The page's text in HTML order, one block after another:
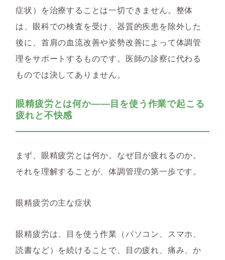
症状）を治療することは一切できません。整体
は、眼科での検査を受け、器質的疾患を除外した
後に、首肩の血流改善や姿勢改善によって体調管
理をサポートするものです。医師の診察に代わる
ものでは決してありません。
眼精疲労とは何か――目を使う作業で起こる
疲れと不快感
まず、眼精疲労とは何か。なぜ目が疲れるのか。
それを理解することが、体調管理の第一歩です。
眼精疲労の主な症状
眼精疲労は、目を使う作業（パソコン、スマホ、
読書など）を続けることで、目の疲れ、痛み、か